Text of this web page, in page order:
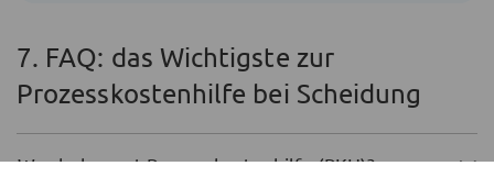
7. FAQ: das Wichtigste zur
Prozesskostenhilfe bei Scheidung
Wer bekommt Prozesskostenhilfe (PKH)?